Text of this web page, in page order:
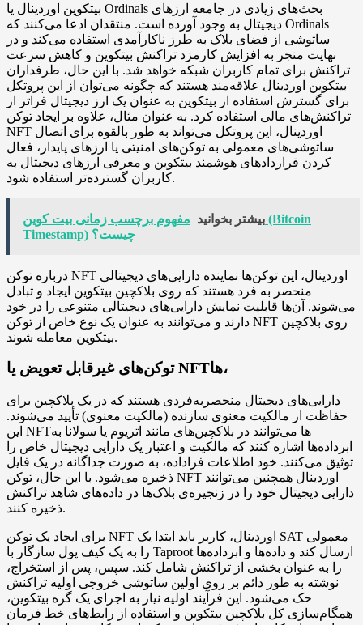
بیتکوین اوردینال یا Ordinals بحث‌های زیادی در جامعه ارزهای
دیجیتال به وجود آورده است. منتقدان ادعا می‌کنند که Ordinals
ساتوشی از فضای بلاک به طرز ناکارآمدی استفاده می‌کند و در
نهایت منجر به افزایش کارمزد تراکنش بیتکوین و کاهش سرعت
تراکنش برای تمام کاربران شبکه خواهد شد. با این حال، طرفداران
بیتکوین اوردینال علاقه‌مند هستند که چگونه می‌توان از این پروتکل
برای گسترش استفاده از بیتکوین به عنوان یک ارز دیجیتال فراتر از
تراکنش‌های مالی استفاده کرد. به عنوان مثال، علاوه بر ایجاد توکن
NFT اوردینال، این پروتکل می‌تواند به طور بالقوه برای اتصال
ساتوشی‌های معمولی به توکن‌های امنیتی یا ارزهای پایدار، فعال
کردن قراردادهای هوشمند بیتکوین و معرفی ارزهای دیجیتال به
کاربران گسترده‌تر استفاده شود.
بیشتر بخوانید مفهوم برچسب زمانی بیت کوین (Bitcoin
Timestamp) چیست؟
درباره توکن NFT اوردینال، این توکن‌ها نماینده دارایی‌های دیجیتالی
منحصر به فرد هستند که روی بلاکچین بیتکوین ایجاد و تبادل
می‌شوند. آن‌ها قابلیت نمایش دارایی‌های دیجیتالی متنوعی را در خود
دارند و می‌توانند به عنوان یک نوع خاص از توکن NFT روی بلاکچین
بیتکوین معامله شوند.
توکن‌های غیرقابل تعویض یا NFTها،
دارایی‌های دیجیتال منحصربه‌فردی هستند که در یک بلاکچین برای
حفاظت از مالکیت معنوی سازنده (مالکیت معنوی) تأیید می‌شوند.
این NFTها می‌توانند در بلاکچین‌های مانند اتریوم یا سولانا به
ابرداده‌ها اشاره کنند که مالکیت و اعتبار یک دارایی دیجیتال خاص را
توثیق می‌کنند. خود اطلاعات فراداده، به صورت جداگانه در یک فایل
ذخیره می‌شود. با این حال، توکن NFT اوردینال همچنین می‌توانند
دارایی دیجیتال خود را در زنجیره‌ی بلاک‌ها در داده‌های شاهد تراکنش
ذخیره کنند.
برای ایجاد یک توکن NFT اوردینال، کاربر باید ابتدا یک SAT معمولی
را به یک کیف پول سازگار با Taproot ارسال کند و داده‌ها و ابرداده‌ها
را به عنوان بخشی از تراکنش شامل کند. سپس، پس از استخراج،
نوشته به طور دائم بر روی اولین ساتوشی خروجی اولیه تراکنش
حک می‌شود. این فرآیند اولیه نیاز به اجرای یک گره بیتکوین،
همگام‌سازی کل بلاکچین بیتکوین و استفاده از رابط‌های خط فرمان